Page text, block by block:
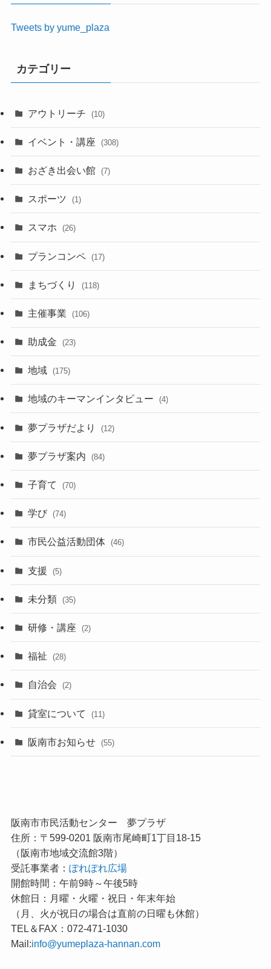
Tweets by yume_plaza
カテゴリー
アウトリーチ (10)
イベント・講座 (308)
おざき出会い館 (7)
スポーツ (1)
スマホ (26)
プランコンペ (17)
まちづくり (118)
主催事業 (106)
助成金 (23)
地域 (175)
地域のキーマンインタビュー (4)
夢プラザだより (12)
夢プラザ案内 (84)
子育て (70)
学び (74)
市民公益活動団体 (46)
支援 (5)
未分類 (35)
研修・講座 (2)
福祉 (28)
自治会 (2)
貸室について (11)
阪南市お知らせ (55)
阪南市市民活動センター 夢プラザ
住所：〒599-0201 阪南市尾崎町1丁目18-15
（阪南市地域交流館3階）
受託事業者： ぽれぽれ広場
開館時間：午前9時～午後5時
休館日：月曜・火曜・祝日・年末年始
（月、火が祝日の場合は直前の日曜も休館）
TEL＆FAX：072-471-1030
Mail:info@yumeplaza-hannan.com